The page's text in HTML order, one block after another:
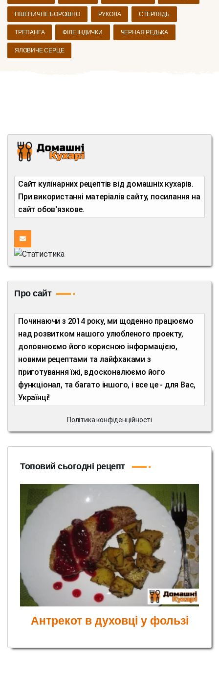
ПШЕНИЧНЕ БОРОШНО РУКОЛА СТЕРЛЯДЬ
ТРЕПАНГА ФІЛЕ ІНДИЧКИ ЧЕРНАЯ РЕДЬКА
ЯЛОВИЧЕ СЕРЦЕ
Сайт кулінарних рецептів від домашніх кухарів.
При використанні матеріалів сайту, посилання на
сайт обов'язкове.
Про сайт
Починаючи з 2014 року, ми щоденно працюємо
над розвитком нашого улюбленого проекту,
доповнюємо його корисною інформацією,
новими рецептами та лайфхаками з
приготування їжі, вдосконалюємо його
функціонал, та багато іншого, і все це - для Вас,
Українці!
Політика конфіденційності
Топовий сьогодні рецепт
Антрекот в духовці у фользі